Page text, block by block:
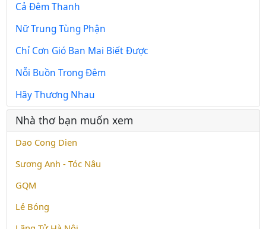
Cả Đêm Thanh
Nữ Trung Tùng Phận
Chỉ Cơn Gió Ban Mai Biết Được
Nỗi Buồn Trong Đêm
Hãy Thương Nhau
Nhà thơ bạn muốn xem
Dao Cong Dien
Sương Anh - Tóc Nâu
GQM
Lẻ Bóng